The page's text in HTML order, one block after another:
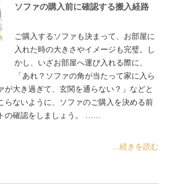
ソファの購入前に確認する搬入経路
ご購入するソファも決まって、お部屋に
入れた時の大きさやイメージも完璧。し
かし、いざお部屋へ運び入れる際に、
「あれ？ソファの角が当たって家に入ら
が大き過ぎて、玄関を通らない？」などと
らないように、ソファのご購入を決める前
の確認をしましょう。 ……
...続きを読む